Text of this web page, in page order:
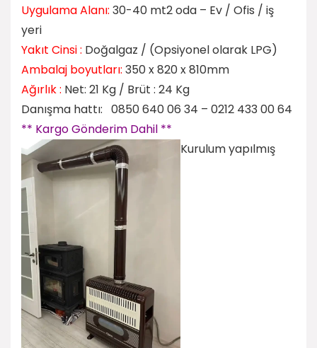
Uygulama Alanı: 30-40 mt2 oda – Ev / Ofis / iş
yeri
Yakıt Cinsi : Doğalgaz / (Opsiyonel olarak LPG)
Ambalaj boyutları: 350 x 820 x 810mm
Ağırlık : Net: 21 Kg / Brüt : 24 Kg
Danışma hattı: 0850 640 06 34 – 0212 433 00 64
** Kargo Gönderim Dahil **
Kurulum yapılmış